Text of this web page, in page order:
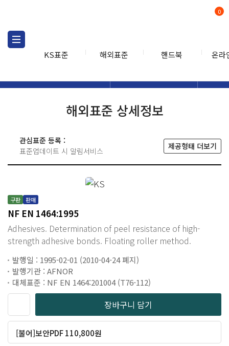
KS표준 해외표준 핸드북 온라
0
해외표준 상세정보
관심표준 등록 :
표준업데이트 시 알림서비스
제공형태 더보기
구판 판매
NF EN 1464:1995
Adhesives. Determination of peel resistance of high-
strength adhesive bonds. Floating roller method.
발행일 : 1995-02-01 (2010-04-24 폐지)
발행기관 : AFNOR
대체표준 : NF EN 1464:201004 (T76-112)
장바구니 담기
[불어]보안PDF 110,800원